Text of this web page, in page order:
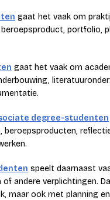
gaat het vaak om
portfolio,
gaat het vaak om
degree-studenten
beroepsproducten,
speelt daarnaast
andere verplichtingen.
maar ook met planning